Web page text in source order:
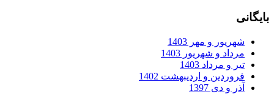
بایگانی
شهریور و مهر 1403
مرداد و شهریور 1403
تیر و مرداد 1403
فروردین و اردیبهشت 1402
آذر و دی 1397